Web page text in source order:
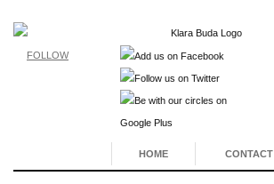
FOLLOW
HOME CONTACT